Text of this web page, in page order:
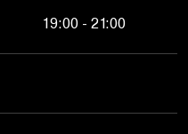
19:00 - 21:00